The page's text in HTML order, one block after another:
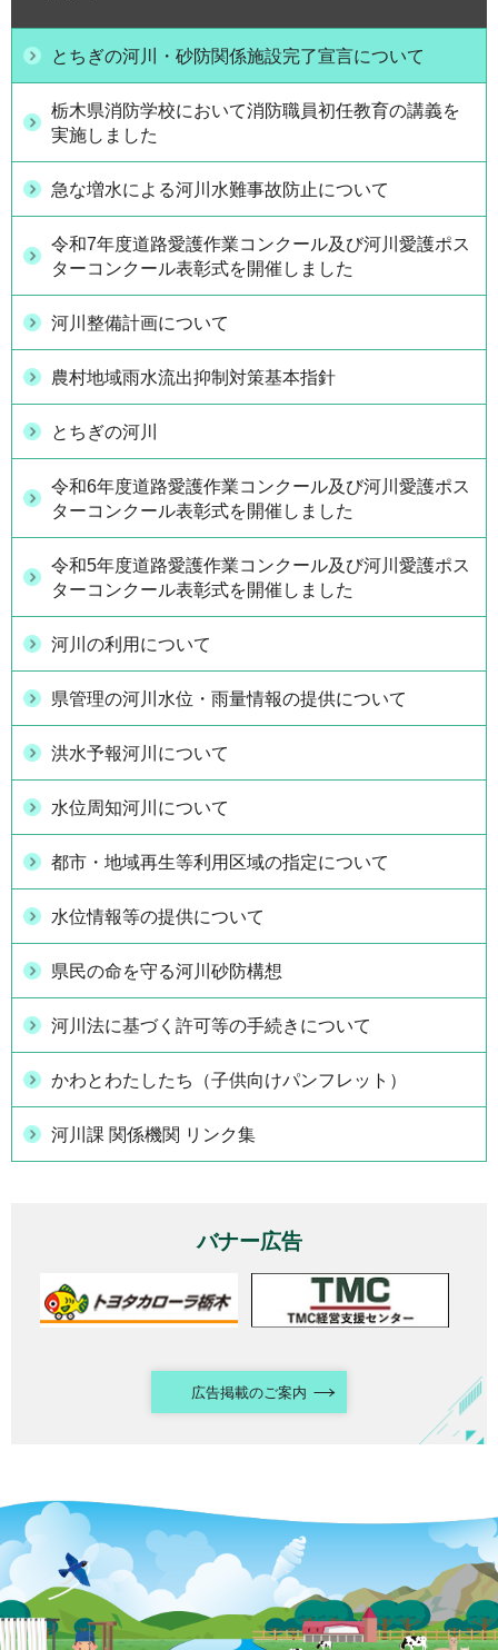
とちぎの河川・砂防関係施設完了宣言について
栃木県消防学校において消防職員初任教育の講義を
実施しました
急な増水による河川水難事故防止について
令和7年度道路愛護作業コンクール及び河川愛護ポス
ターコンクール表彰式を開催しました
河川整備計画について
農村地域雨水流出抑制対策基本指針
とちぎの河川
令和6年度道路愛護作業コンクール及び河川愛護ポス
ターコンクール表彰式を開催しました
令和5年度道路愛護作業コンクール及び河川愛護ポス
ターコンクール表彰式を開催しました
河川の利用について
県管理の河川水位・雨量情報の提供について
洪水予報河川について
水位周知河川について
都市・地域再生等利用区域の指定について
水位情報等の提供について
県民の命を守る河川砂防構想
河川法に基づく許可等の手続きについて
かわとわたしたち（子供向けパンフレット）
河川課 関係機関 リンク集
バナー広告
広告掲載のご案内